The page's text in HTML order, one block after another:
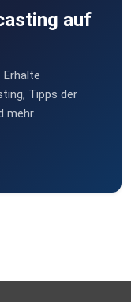
auf
Tipps der
mehr.